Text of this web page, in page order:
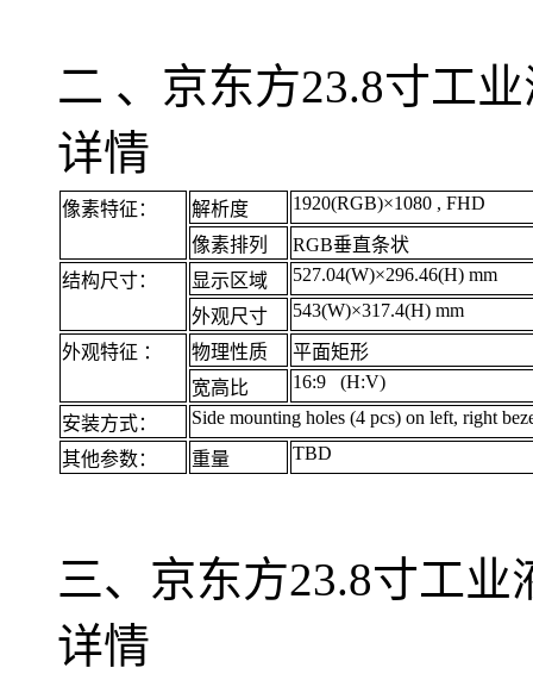
二 、京东方23.8寸工
详情
像素特征： 解析度 1920(RGB)×1080 , FHD
像素排列
RGB垂直条状
结构尺寸：
显示区域 527.04(W)×296.46(H) mm
外观尺寸 543(W)×317.4(H) mm
外观特征 ： 物理性质
平面矩形
宽高比
16:9 (H:V)
安装方式： Side mounting holes (4 pcs) on left, right
其他参数： 重量 TBD
三、京东方23.8寸工
详情